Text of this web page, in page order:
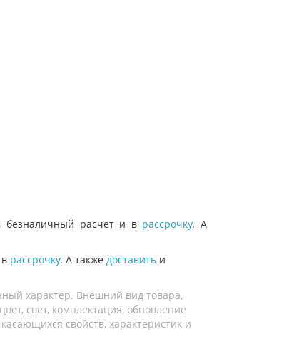
безналичный расчет и врассрочку. А
рассрочку. А также доставить и
характер. Внешний вид товара,
свет, комплектация, обновление
свойств, характеристик и